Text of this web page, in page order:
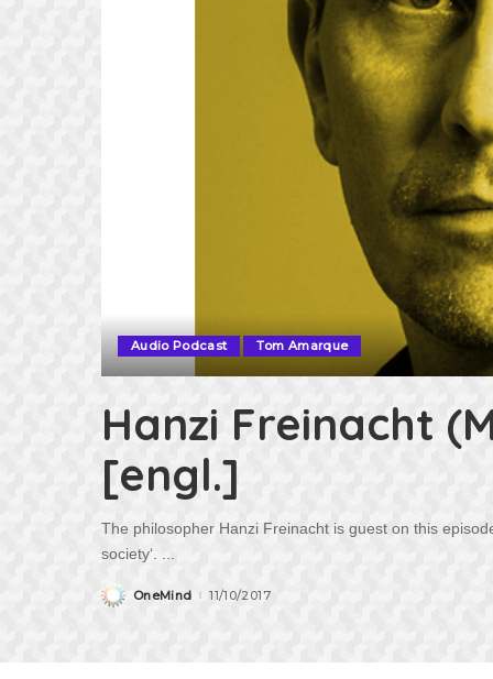
Audio Podcast Tom Amarque
Hanzi Freinacht
[engl.]
The philosopher Hanzi Freinacht is guest on this
society‘. ...
Posted
by
OneMind 11/10/2017